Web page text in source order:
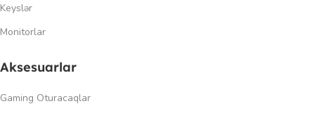
Keyslər
Monitorlar
Aksesuarlar
Gaming Oturacaqlar